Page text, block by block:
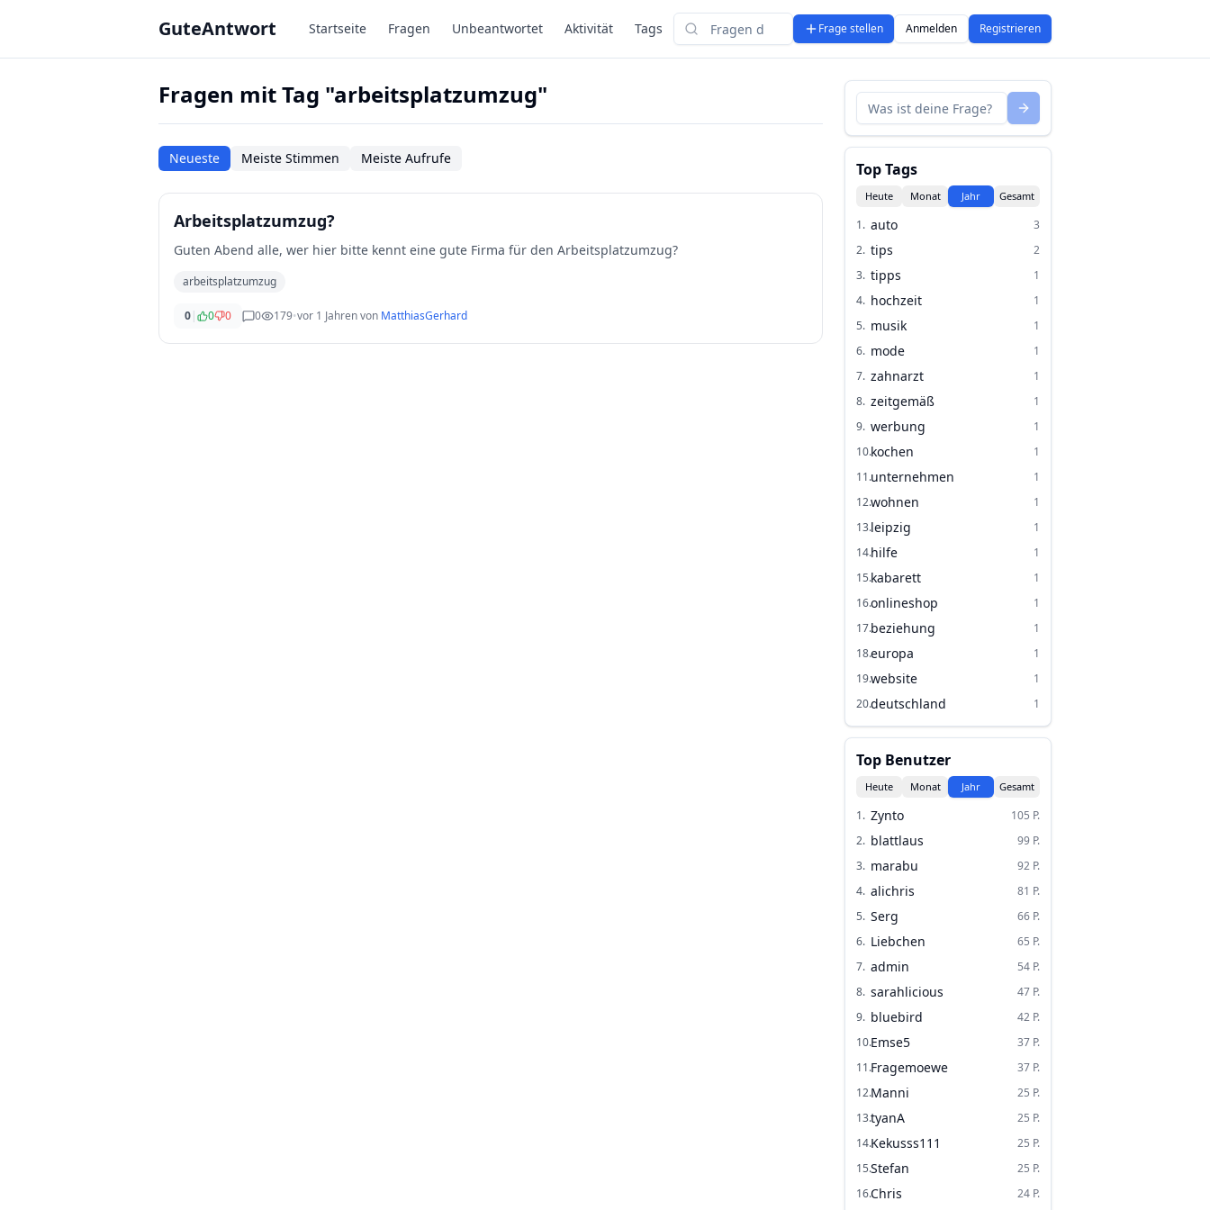
GuteAntwort Startseite Fragen Unbeantwortet Aktivität Tags
Suchen
Frage stellen Anmelden Registrieren
Fragen mit Tag "arbeitsplatzumzug"
Neueste Meiste Stimmen Meiste Aufrufe
Arbeitsplatzumzug?
Guten Abend alle, wer hier bitte kennt eine gute Firma für den Arbeitsplatzumzug?
arbeitsplatzumzug
0| 0 0 0 179•vor 1 Jahrenvon MatthiasGerhard
Top Tags
Heute Monat Jahr Gesamt
1. auto
3
2. tips
2
3. tipps
1
4. hochzeit
1
5. musik
1
6. mode
1
7. zahnarzt
1
8. zeitgemäß
1
9. werbung
1
10.kochen
1
11.unternehmen
1
12.wohnen
1
13.leipzig
1
14.hilfe
1
15.kabarett
1
16.onlineshop
1
17.beziehung
1
18.europa
1
19.website
1
20.deutschland 1
Top Benutzer
Heute Monat Jahr Gesamt
1. Zynto 105 P.
2. blattlaus 99 P.
3. marabu 92 P.
4. alichris 81 P.
5. Serg 66 P.
6. Liebchen 65 P.
7. admin 54 P.
8. sarahlicious 47 P.
9. bluebird 42 P.
10.Emse5 37 P.
11.Fragemoewe 37 P.
12.Manni 25 P.
13.tyanA 25 P.
14.Kekusss111 25 P.
15.Stefan 25 P.
16.Chris 24 P.